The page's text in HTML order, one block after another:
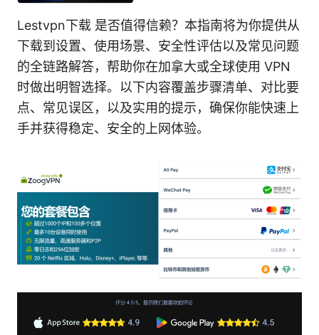
Lestvpn下载 是否值得信赖？本指南将为你提供从
下载到设置、使用场景、安全性评估以及常见问题
的全链路解答，帮助你在加拿大或全球使用 VPN
时做出明智选择。以下内容覆盖步骤清单、对比要
点、常见误区，以及实用的提示，确保你能快速上
手并获得稳定、安全的上网体验。